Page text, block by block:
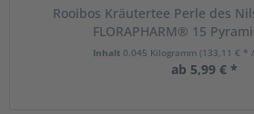
Rooibos Kräutertee Perle des
FLORAPHARM® 15
Inhalt 0.045 Kilogramm (133,11 € *
ab 5,99 € *